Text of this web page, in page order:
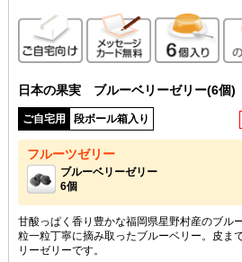
ご自宅向けメッセージカ
6
日本の果実 ブルーベリーゼリー(6個)
ご自宅用 段ボール箱入り
フルーツゼリー
ブルーベリーゼリー
6個
甘酸っぱく香り豊かな福岡県星野村産のブル
粒一粒丁寧に摘み取ったブルーベリー。皮ま
リーゼリーです。